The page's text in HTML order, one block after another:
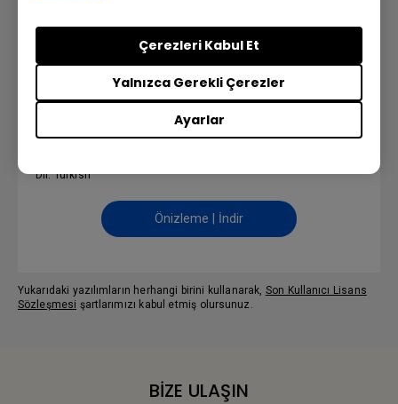
Ayarlar
Yalnızca Gerekli Çerezler
Çerezleri Kabul Et
Kullanım Kılavuzu
Dil: Turkish
Önizleme | İndir
Yukarıdaki yazılımların herhangi birini kullanarak, Son Kullanıcı Lisans
Sözleşmesi şartlarımızı kabul etmiş olursunuz.
BİZE ULAŞIN